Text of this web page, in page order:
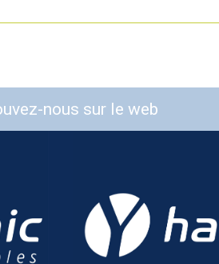
nous sur le web